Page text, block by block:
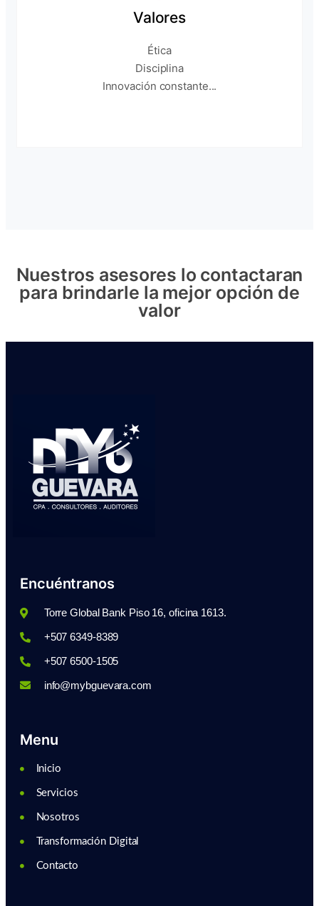
Valores
Ética
Disciplina
Innovación constante...
Nuestros asesores lo contactaran
para brindarle la mejor opción de
valor
Encuéntranos
Torre Global Bank Piso 16, oficina 1613.
+507 6349-8389
+507 6500-1505
info@mybguevara.com
Menu
Inicio
Servicios
Nosotros
Transformación Digital
Contacto